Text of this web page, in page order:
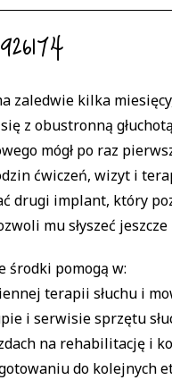
926174
zaledwie kilka
się z obustronną
mógł po raz
ćwiczeń, wizyt i
drugi implant, który
mu słyszeć
środki pomogą w:
terapii słuchu i
i serwisie sprzętu
na rehabilitację i
do kolejnych